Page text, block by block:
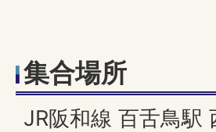
集合場所
JR阪和線 百舌鳥駅